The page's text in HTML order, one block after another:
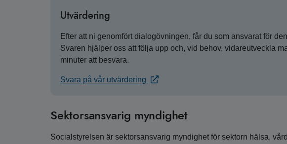
Utvärdering
Efter att ni genomfört dialogövningen, får du som ansvarat för
Svaren hjälper oss att följa upp och, vid behov, vidareutveckla
minuter att besvara.
Svara på vår utvärdering
Sektorsansvarig myndighet
Socialstyrelsen är sektorsansvarig myndighet för sektorn hälsa,